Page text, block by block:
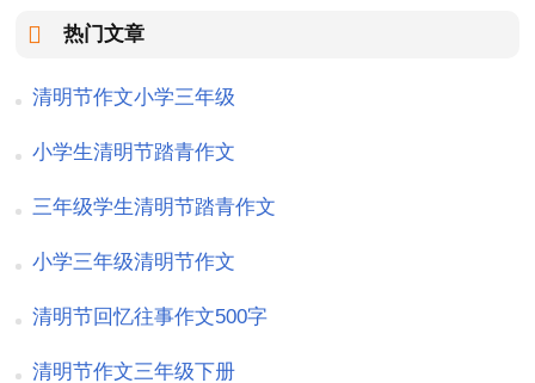
热门文章
清明节作文小学三年级
小学生清明节踏青作文
三年级学生清明节踏青作文
小学三年级清明节作文
清明节回忆往事作文500字
清明节作文三年级下册